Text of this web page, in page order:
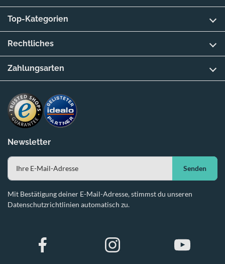
Newsletter
Senden
Mit Bestätigung deiner E-Mail-Adresse, stimmst du unseren
Datenschutzrichtlinien automatisch zu.
Top-Kategorien
Rechtliches
Zahlungsarten